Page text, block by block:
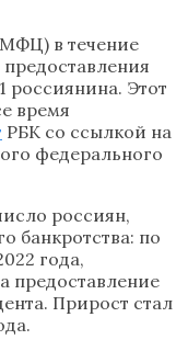
в течение
россиянина. Этот
время
РБК со ссылкой на
федерального
россиян,
банкротства: по
года,
предоставление
Прирост стал